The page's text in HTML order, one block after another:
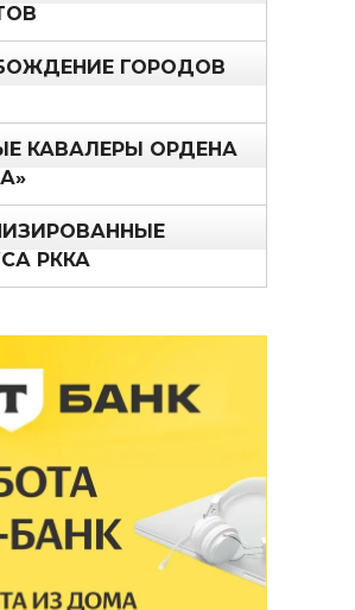
ГОРОДОВ
КАВАЛЕРЫ ОРДЕНА
РККА